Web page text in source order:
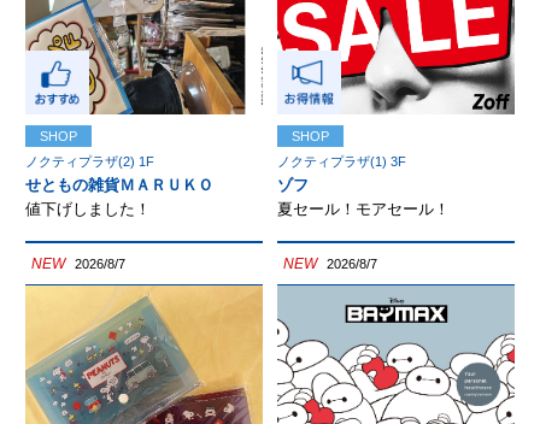
SHOP
ノクティプラザ(2) 1F
せともの雑貨ＭＡＲＵＫＯ
値下げしました！
SHOP
ノクティプラザ(1) 3F
ゾフ
夏セール！モアセール！
NEW 2026/8/7 NEW 2026/8/7